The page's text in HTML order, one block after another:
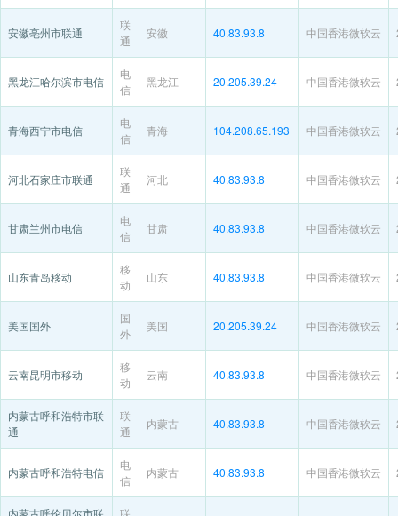
安徽亳州市联通
联
通
安徽 40.83.93.8 中国香港微软云
黑龙江哈尔滨市电信
电
信
黑龙江 20.205.39.24 中国香港微软云
青海西宁市电信
电
信
青海 104.208.65.193 中国香港微软云
河北石家庄市联通
联
通
河北 40.83.93.8 中国香港微软云
甘肃兰州市电信
电
信
甘肃 40.83.93.8 中国香港微软云
山东青岛移动
移
动
山东 40.83.93.8 中国香港微软云
美国国外
国
外
美国 20.205.39.24 中国香港微软云
云南昆明市移动
移
动
云南 40.83.93.8 中国香港微软云
内蒙古呼和浩特市联
通
联
通
内蒙古 40.83.93.8 中国香港微软云
内蒙古呼和浩特电信
电
信
内蒙古 40.83.93.8 中国香港微软云
内蒙古呼伦贝尔市联
联